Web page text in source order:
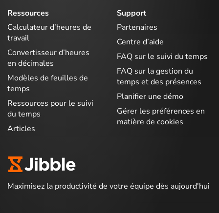
Ressources
Calculateur d’heures de
travail
Convertisseur d’heures
en décimales
Modèles de feuilles de
temps
Ressources pour le suivi
du temps
Articles
Support
Partenaires
Centre d’aide
FAQ sur le suivi du temps
FAQ sur la gestion du
temps et des présences
Planifier une démo
Gérer les préférences en
matière de cookies
Maximisez la productivité de votre équipe dès aujourd'hui